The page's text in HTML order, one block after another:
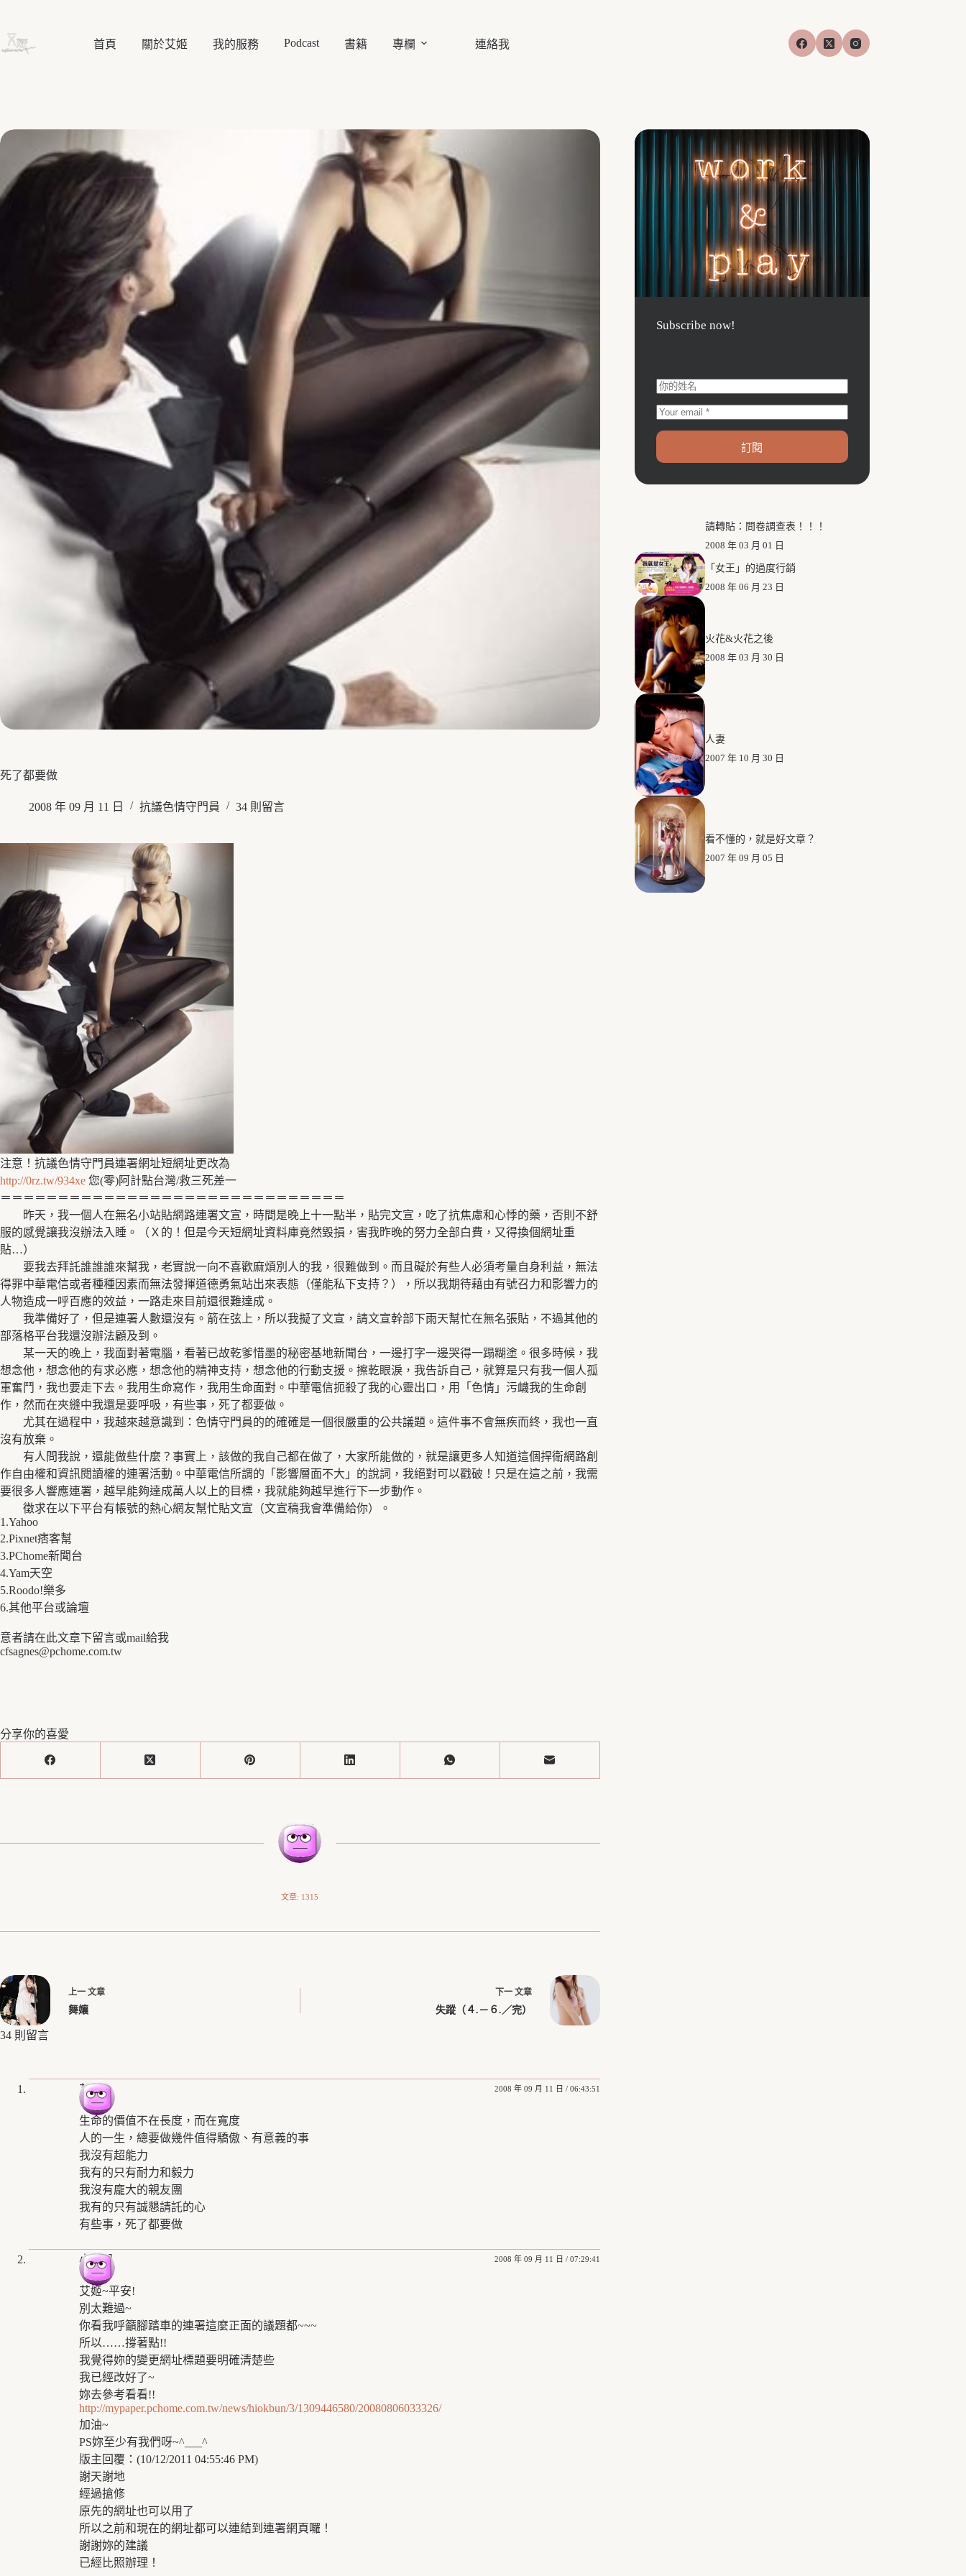
主
首頁 關於艾姬 我的服務 Podcast 書籍 專欄 連絡我
死了都要做
2008 年 09 月 11 日 抗議色情守門員 34 則留言
注意！抗議色情守門員連署網址短網址更改為
http://0rz.tw/934xe 您(零)阿計點台灣/救三死差一
＝＝＝＝＝＝＝＝＝＝＝＝＝＝＝＝＝＝＝＝＝＝＝＝＝＝＝＝＝＝
昨天，我一個人在無名小站貼網路連署文宣，時間是晚上十一點半，貼完文宣，吃了抗焦慮和心悸的藥，否則不舒
服的感覺讓我沒辦法入睡。（Ｘ的！但是今天短網址資料庫竟然毀損，害我昨晚的努力全部白費，又得換個網址重
貼…）
要我去拜託誰誰誰來幫我，老實說一向不喜歡麻煩別人的我，很難做到。而且礙於有些人必須考量自身利益，無法
得罪中華電信或者種種因素而無法發揮道德勇氣站出來表態（僅能私下支持？），所以我期待藉由有號召力和影響力的
人物造成一呼百應的效益，一路走來目前還很難達成。
我準備好了，但是連署人數還沒有。箭在弦上，所以我擬了文宣，請文宣幹部下雨天幫忙在無名張貼，不過其他的
部落格平台我還沒辦法顧及到。
某一天的晚上，我面對著電腦，看著已故乾爹惜墨的秘密基地新聞台，一邊打字一邊哭得一蹋糊塗。很多時候，我
想念他，想念他的有求必應，想念他的精神支持，想念他的行動支援。擦乾眼淚，我告訴自己，就算是只有我一個人孤
軍奮鬥，我也要走下去。我用生命寫作，我用生命面對。中華電信扼殺了我的心靈出口，用「色情」污衊我的生命創
作，然而在夾縫中我還是要呼吸，有些事，死了都要做。
尤其在過程中，我越來越意識到：色情守門員的的確確是一個很嚴重的公共議題。這件事不會無疾而終，我也一直
沒有放棄。
有人問我說，還能做些什麼？事實上，該做的我自己都在做了，大家所能做的，就是讓更多人知道這個捍衛網路創
作自由權和資訊閱讀權的連署活動。中華電信所謂的「影響層面不大」的說詞，我絕對可以戳破！只是在這之前，我需
要很多人響應連署，越早能夠達成萬人以上的目標，我就能夠越早進行下一步動作。
徵求在以下平台有帳號的熱心網友幫忙貼文宣（文宣稿我會準備給你）。
1.Yahoo
2.Pixnet痞客幫
3.PChome新聞台
4.Yam天空
5.Roodo!樂多
6.其他平台或論壇
意者請在此文章下留言或mail給我
cfsagnes@pchome.com.tw
分享你的喜愛
文章: 1315
上一 文章
舞孃
下一 文章
失蹤（４.－６.／完）
34 則留言
艾姬 2008 年 09 月 11 日 / 06:43:51
生命的價值不在長度，而在寬度
人的一生，總要做幾件值得驕傲、有意義的事
我沒有超能力
我有的只有耐力和毅力
我沒有龐大的親友團
我有的只有誠懇請託的心
有些事，死了都要做
小颱風 2008 年 09 月 11 日 / 07:29:41
艾姬~平安!
別太難過~
你看我呼籲腳踏車的連署這麼正面的議題都~~~
所以……撐著點!!
我覺得妳的變更網址標題要明確清楚些
我已經改好了~
妳去參考看看!!
http://mypaper.pchome.com.tw/news/hiokbun/3/1309446580/20080806033326/
加油~
PS妳至少有我們呀~^___^
版主回覆：(10/12/2011 04:55:46 PM)
謝天謝地
經過搶修
原先的網址也可以用了
所以之前和現在的網址都可以連結到連署網頁囉！
謝謝妳的建議
已經比照辦理！
Subscribe now!
訂閱
請轉貼：問卷調查表！！！
2008 年 03 月 01 日
「女王」的過度行銷
2008 年 06 月 23 日
火花&火花之後
2008 年 03 月 30 日
人妻
2007 年 10 月 30 日
看不懂的，就是好文章？
2007 年 09 月 05 日